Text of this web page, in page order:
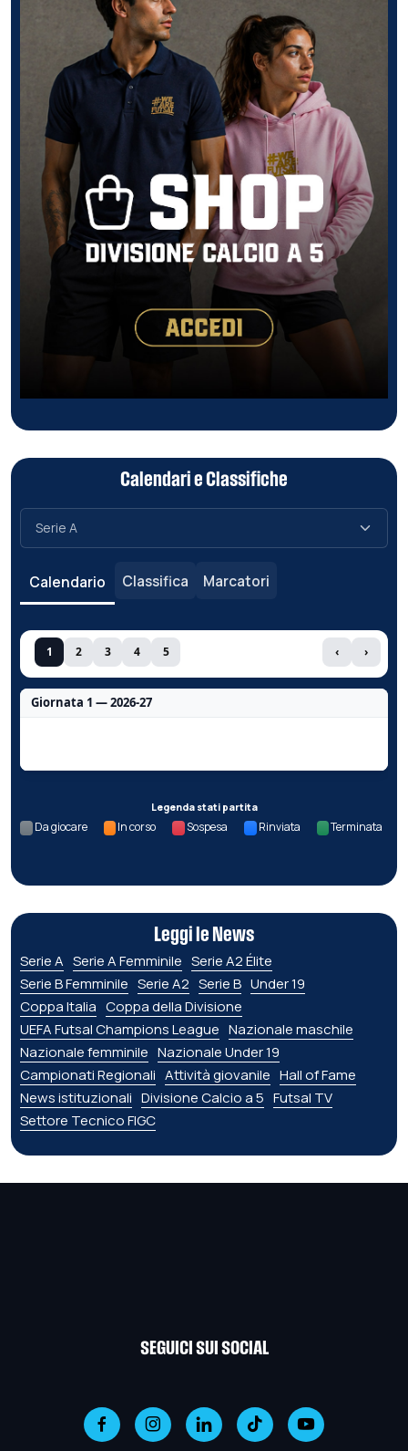
Calendari e Classifiche
Calendario Classifica Marcatori
1 2 3 4 5 ‹ ›
Giornata 1 — 2026-27
Legenda stati partita
Da giocare In corso Sospesa Rinviata Terminata
Leggi le News
Serie A Serie A Femminile Serie A2 Élite
Serie B Femminile Serie A2 Serie B Under 19
Coppa Italia Coppa della Divisione
UEFA Futsal Champions League Nazionale maschile
Nazionale femminile Nazionale Under 19
Campionati Regionali Attività giovanile Hall of Fame
News istituzionali Divisione Calcio a 5 Futsal TV
Settore Tecnico FIGC
SEGUICI SUI SOCIAL